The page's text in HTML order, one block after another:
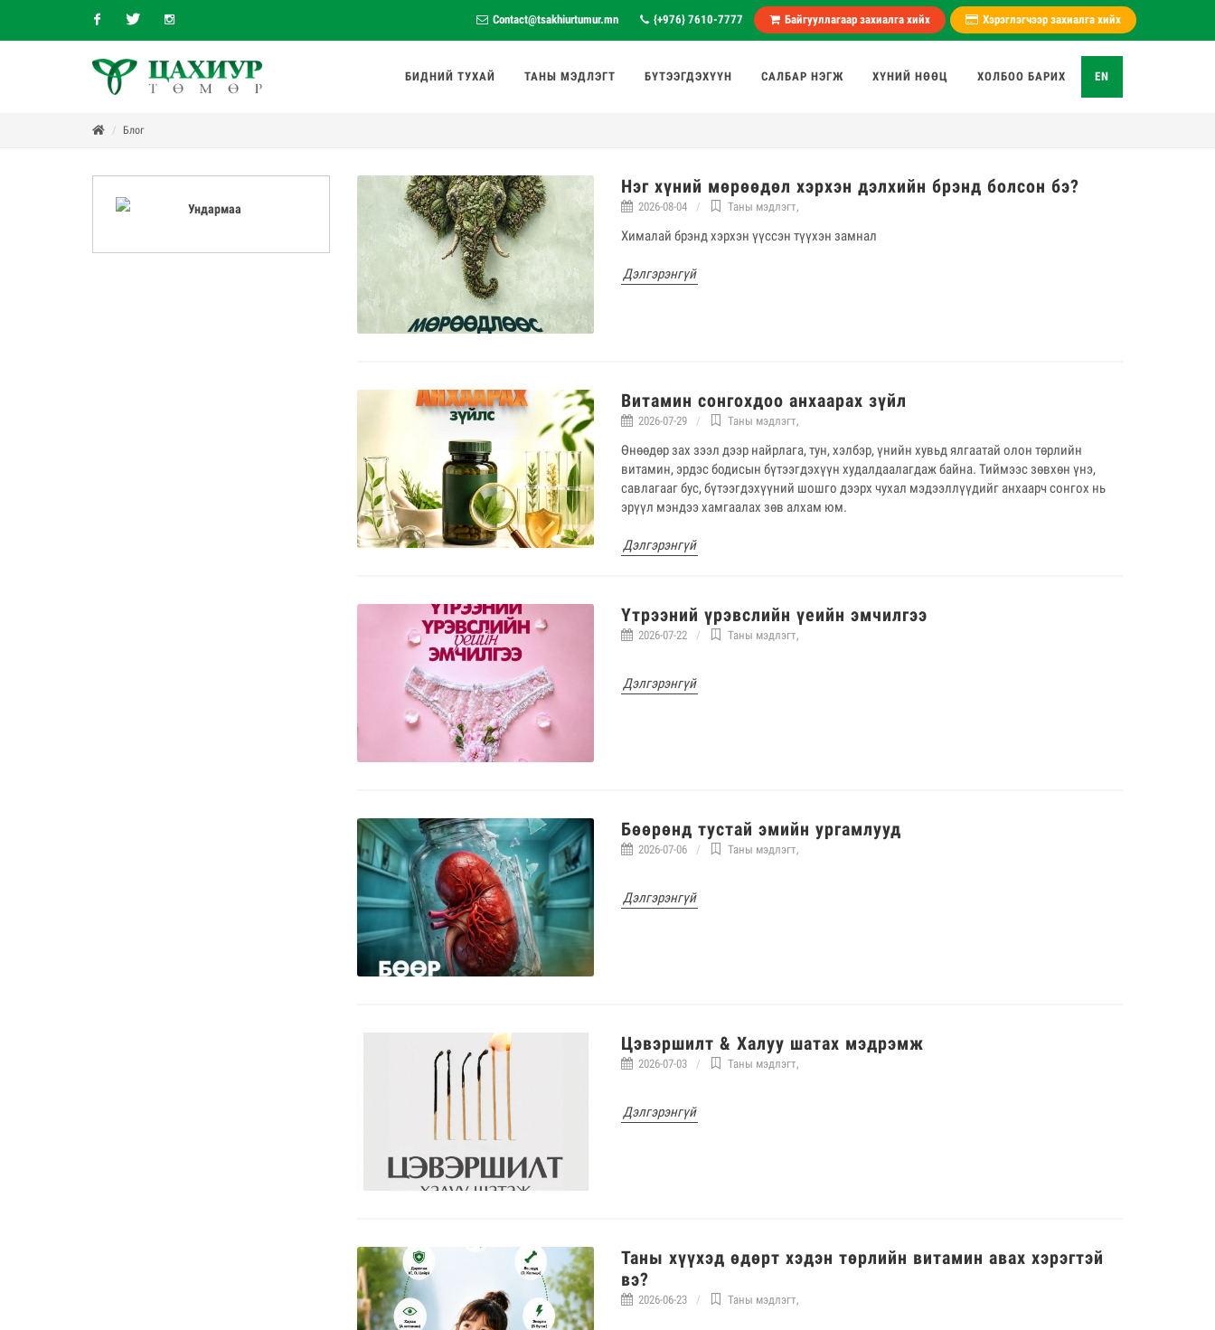
FacebookTwitter Instagram
Contact@tsakhiurtumur.mn {+976} 7610-7777 Байгууллагаар захиалга хийх Хэрэглэгчээр захиалга хийх
БИДНИЙ ТУХАЙ ТАНЫ МЭДЛЭГТ БҮТЭЭГДЭХҮҮН САЛБАР НЭГЖ ХҮНИЙ НӨӨЦ ХОЛБОО БАРИХ EN
Блог
Ундармаа
Нэг хүний мөрөөдөл хэрхэн дэлхийн брэнд болсон бэ?
2026-08-04 Таны мэдлэгт,
Хималай брэнд хэрхэн үүссэн түүхэн замнал
Дэлгэрэнгүй
Витамин сонгохдоо анхаарах зүйл
2026-07-29 Таны мэдлэгт,
Өнөөдөр зах зээл дээр найрлага, тун, хэлбэр, үнийн хувьд ялгаатай олон төрлийн
витамин, эрдэс бодисын бүтээгдэхүүн худалдаалагдаж байна. Тиймээс зөвхөн үнэ,
савлагааг бус, бүтээгдэхүүний шошго дээрх чухал мэдээллүүдийг анхаарч сонгох нь
эрүүл мэндээ хамгаалах зөв алхам юм.
Дэлгэрэнгүй
Үтрээний үрэвслийн үеийн эмчилгээ
2026-07-22 Таны мэдлэгт,
Дэлгэрэнгүй
Бөөрөнд тустай эмийн ургамлууд
2026-07-06 Таны мэдлэгт,
Дэлгэрэнгүй
Цэвэршилт & Халуу шатах мэдрэмж
2026-07-03 Таны мэдлэгт,
Дэлгэрэнгүй
Таны хүүхэд өдөрт хэдэн төрлийн витамин авах хэрэгтэй
вэ?
2026-06-23 Таны мэдлэгт,